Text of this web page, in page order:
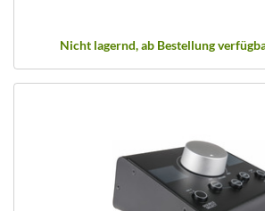
Nicht lagernd, ab Bestellung